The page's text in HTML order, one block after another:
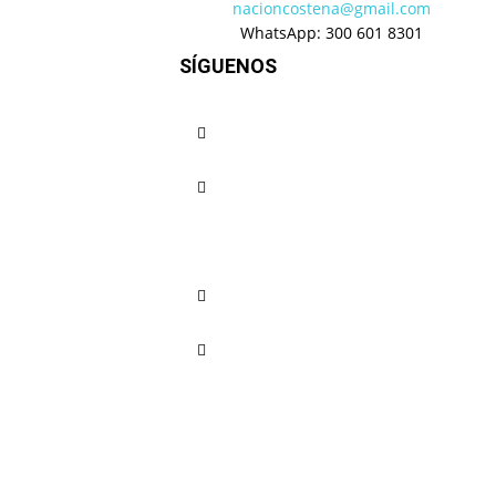
nacioncostena@gmail.com
WhatsApp: 300 601 8301
SÍGUENOS